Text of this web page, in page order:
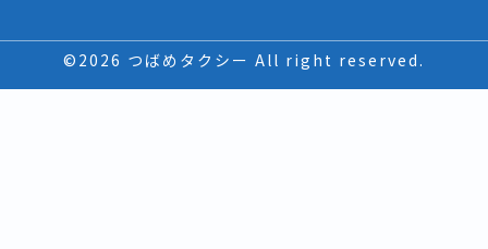
©2026 つばめタクシー All right reserved.